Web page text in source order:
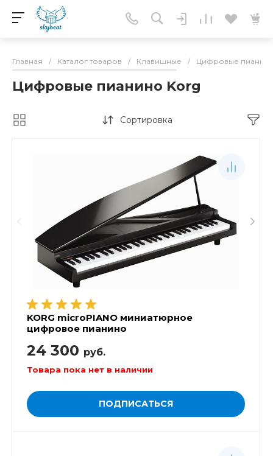
Главная / Каталог товаров / Клавишные / Цифровые
Цифровые пианино Korg
Сортировка
KORG microPIANO миниатюрное
цифровое пианино
24 300 руб.
Товара пока нет в наличии
ПОДПИСАТЬСЯ